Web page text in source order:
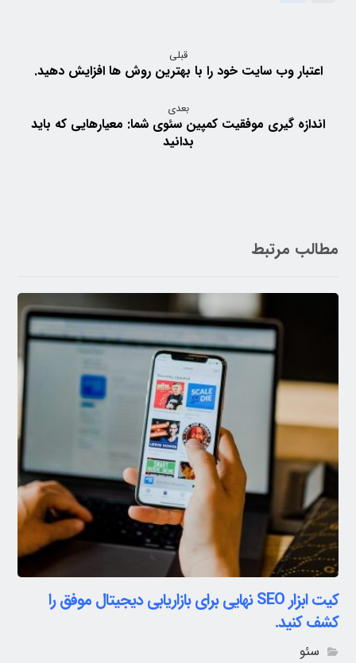
قبلی
اعتبار وب سایت خود را با بهترین روش ها افزایش دهید.
بعدی
اندازه گیری موفقیت کمپین سئوی شما: معیارهایی که باید
بدانید
مطالب مرتبط
کیت ابزار SEO نهایی برای بازاریابی دیجیتال موفق را
کشف کنید.
سئو